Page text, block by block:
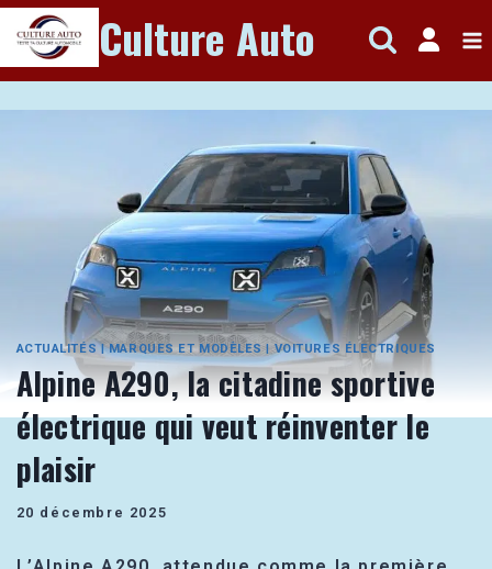
Aller
au
contenu
Culture Auto
ACTUALITÉS|MARQUES ET MODÈLES|VOITURES ÉLECTRIQUES
Alpine A290, la citadine sportive
électrique qui veut réinventer le
plaisir
20 décembre 2025